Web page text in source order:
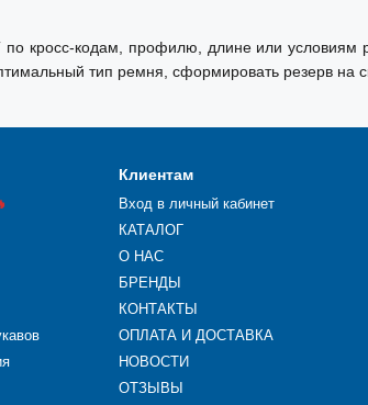
кросс-кодам, профилю, длине или условиям
тип ремня, сформировать резерв на
Клиентам
Вход в личный кабинет
КАТАЛОГ
О НАС
БРЕНДЫ
КОНТАКТЫ
ОПЛАТА И ДОСТАВКА
НОВОСТИ
ОТЗЫВЫ